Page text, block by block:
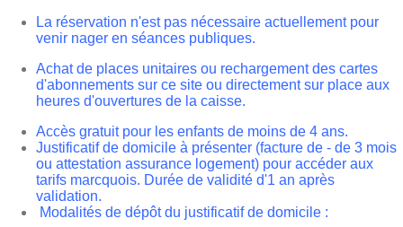
La réservation n'est pas nécessaire actuellement pour
venir nager en séances publiques.
Achat de places unitaires ou rechargement des cartes
d'abonnements sur ce site ou directement sur place aux
heures d'ouvertures de la caisse.
Accès gratuit pour les enfants de moins de 4 ans.
Justificatif de domicile à présenter (facture de - de 3 mois
ou attestation assurance logement) pour accéder aux
tarifs marcquois. Durée de validité d'1 an après
validation.
Modalités de dépôt du justificatif de domicile :